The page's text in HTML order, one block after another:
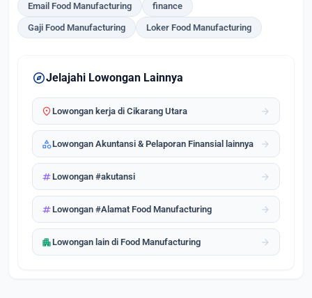
Email Food Manufacturing finance
Gaji Food Manufacturing Loker Food Manufacturing
exploreJelajahi Lowongan Lainnya
location_onLowongan kerja di Cikarang Utara arrow_forward
categoryLowongan Akuntansi & Pelaporan Finansial lainnya arrow_forward
tagLowongan #akutansi arrow_forward
tagLowongan #Alamat Food Manufacturing arrow_forward
apartmentLowongan lain di Food Manufacturing arrow_forward